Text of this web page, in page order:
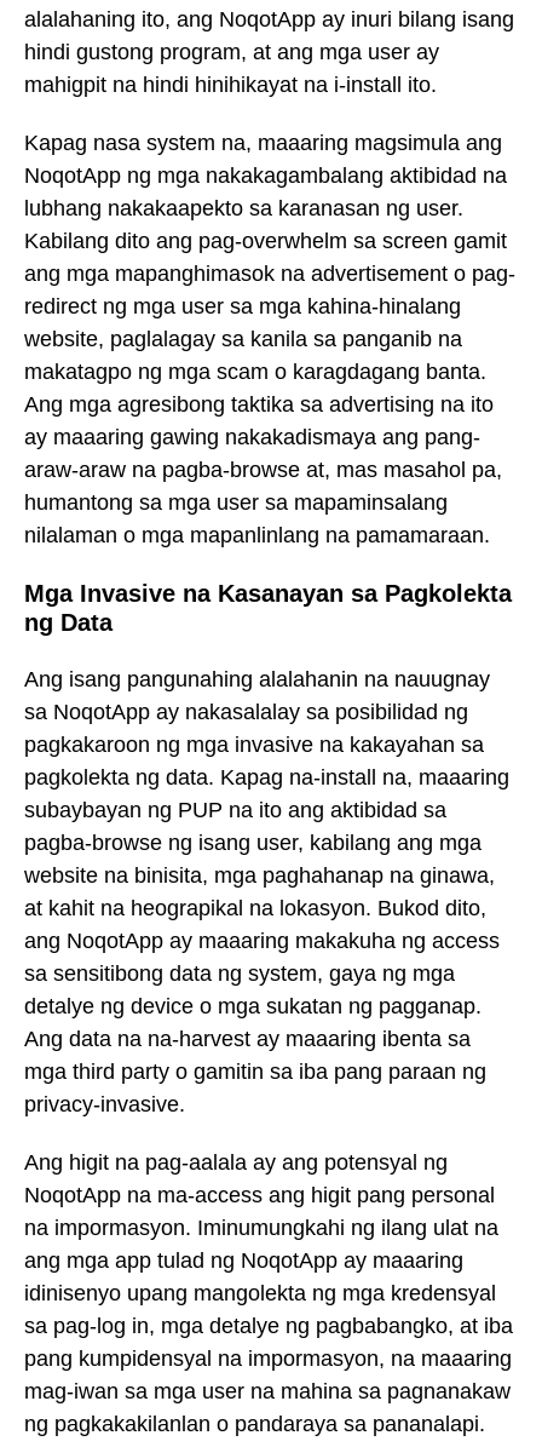
alalahaning ito, ang NoqotApp ay inuri bilang isang
hindi gustong program, at ang mga user ay
mahigpit na hindi hinihikayat na i-install ito.
Kapag nasa system na, maaaring magsimula ang
NoqotApp ng mga nakakagambalang aktibidad na
lubhang nakakaapekto sa karanasan ng user.
Kabilang dito ang pag-overwhelm sa screen gamit
ang mga mapanghimasok na advertisement o pag-
redirect ng mga user sa mga kahina-hinalang
website, paglalagay sa kanila sa panganib na
makatagpo ng mga scam o karagdagang banta.
Ang mga agresibong taktika sa advertising na ito
ay maaaring gawing nakakadismaya ang pang-
araw-araw na pagba-browse at, mas masahol pa,
humantong sa mga user sa mapaminsalang
nilalaman o mga mapanlinlang na pamamaraan.
Mga Invasive na Kasanayan sa Pagkolekta
ng Data
Ang isang pangunahing alalahanin na nauugnay
sa NoqotApp ay nakasalalay sa posibilidad ng
pagkakaroon ng mga invasive na kakayahan sa
pagkolekta ng data. Kapag na-install na, maaaring
subaybayan ng PUP na ito ang aktibidad sa
pagba-browse ng isang user, kabilang ang mga
website na binisita, mga paghahanap na ginawa,
at kahit na heograpikal na lokasyon. Bukod dito,
ang NoqotApp ay maaaring makakuha ng access
sa sensitibong data ng system, gaya ng mga
detalye ng device o mga sukatan ng pagganap.
Ang data na na-harvest ay maaaring ibenta sa
mga third party o gamitin sa iba pang paraan ng
privacy-invasive.
Ang higit na pag-aalala ay ang potensyal ng
NoqotApp na ma-access ang higit pang personal
na impormasyon. Iminumungkahi ng ilang ulat na
ang mga app tulad ng NoqotApp ay maaaring
idinisenyo upang mangolekta ng mga kredensyal
sa pag-log in, mga detalye ng pagbabangko, at iba
pang kumpidensyal na impormasyon, na maaaring
mag-iwan sa mga user na mahina sa pagnanakaw
ng pagkakakilanlan o pandaraya sa pananalapi.